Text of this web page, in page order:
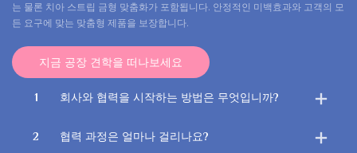
는 물론 치아 스트립 금형 맞춤화가 포함됩니다. 안정적인 미백효과와 고객의 모
든 요구에 맞는 맞춤형 제품을 보장합니다.
지금 공장 견학을 떠나보세요
1 회사와 협력을 시작하는 방법은 무엇입니까?
2 협력 과정은 얼마나 걸리나요?